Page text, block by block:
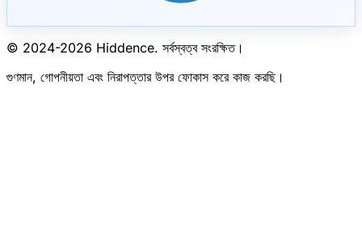
© 2024-2026 Hiddence. সর্বস্বত্ব সংরক্ষিত।
গুণমান, গোপনীয়তা এবং নিরাপত্তার উপর ফোকাস করে কাজ করছি।